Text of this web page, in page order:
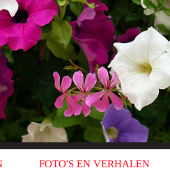
FOTO'S EN VERHALEN